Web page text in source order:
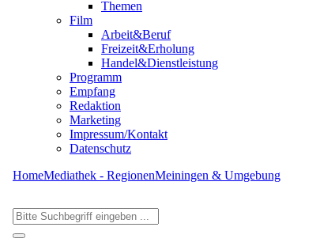
Themen
Film
Arbeit&Beruf
Freizeit&Erholung
Handel&Dienstleistung
Programm
Empfang
Redaktion
Marketing
Impressum/Kontakt
Datenschutz
HomeMediathek - RegionenMeiningen & Umgebung